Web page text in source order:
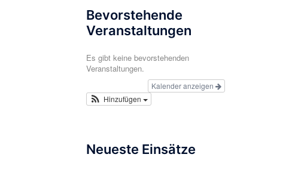
Bevorstehende
Veranstaltungen
Es gibt keine bevorstehenden
Veranstaltungen.
Kalender anzeigen
Hinzufügen
Neueste Einsätze